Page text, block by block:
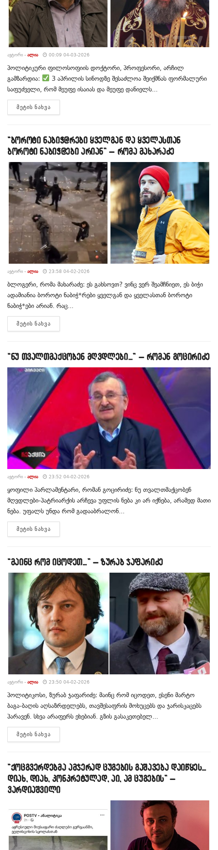
ᲐᲕᲢᲝᲠᲘ - ᲐᲚᲘᲐ 00:09 04-03-2026
პოლიტიკური ფილოსოფიის დოქტორი, პროფესორი, არჩილ
გამზარდია:
3 აპრილის სინოდზე შესაძლოა შეიქმნას ფორმალური
საფუძველი, რომ მეუფე ისაიას და მეუფე დანიელს...
ᲛᲔᲢᲘᲡ ᲜᲐᲮᲕᲐ
“ბოროტი ნაბიჭ@რები ყველგან და ყველასთან
ბოროტი ნაბიჭ@ები არიან” – რომა მახარაძე
ᲐᲕᲢᲝᲠᲘ - ᲐᲚᲘᲐ 23:58 04-02-2026
ბლოგერი, რომა მახარაძე: ეს გახსოვთ? ვინც ვერ შეამჩნიეთ, ეს ბიჭი
ადამიანია ბოროტი ნაბიჭ*რები ყველგან და ყველასთან ბოროტი
ნაბიჭ*ები არიან. რაც...
ᲛᲔᲢᲘᲡ ᲜᲐᲮᲕᲐ
“ნუ თვალთმაქცობენ მღვდლები…” – რომან გოცირიძე
ᲐᲕᲢᲝᲠᲘ - ᲐᲚᲘᲐ 23:52 04-02-2026
ყოფილი პარლამენტარი, რომან გოცირიძე: ნუ თვალთმაქცობენ
მღვდლები-პატრიარქის არჩევა უფლის ნება კი არ იქნება, არამედ მათი
ნება. უფალს უნდა რომ გადააბრალონ...
ᲛᲔᲢᲘᲡ ᲜᲐᲮᲕᲐ
“მაინც რომ იცოდეთ…” – ზურაბ ჯაფარიძე
ᲐᲕᲢᲝᲠᲘ - ᲐᲚᲘᲐ 23:50 04-02-2026
პოლიტიკოსი, ზურაბ ჯაფარიძე: მაინც რომ იცოდეთ, ესენი მარტო
ბაგა-ბაღის აღსაზრდელებს, თავშესაფრის მოხუცებს და ჯარისკაცებს
პარავენ. სხვა არაფერს ეხებიან. გზის გასაკეთებელ...
ᲛᲔᲢᲘᲡ ᲜᲐᲮᲕᲐ
“ქოცგვერდებმა ამჯერად ცუგების გაშავება დაიწყეს…
დიახ, დიახ, კონკრეტულად, აი, ამ ცუგების” –
ვარდიაშვილი